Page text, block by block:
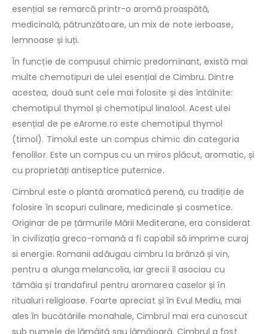
esențial se remarcă printr-o aromă proaspătă,
medicinală, pătrunzătoare, un mix de note ierboase,
lemnoase și iuți.
În funcție de compusul chimic predominant, există mai
multe chemotipuri de ulei esențial de Cimbru. Dintre
acestea, două sunt cele mai folosite și des întâlnite:
chemotipul thymol și chemotipul linalool. Acest ulei
esențial de pe eArome.ro este chemotipul thymol
(timol). Timolul este un compus chimic din categoria
fenolilor. Este un compus cu un miros plăcut, aromatic, și
cu proprietăți antiseptice puternice.
Cimbrul este o plantă aromatică perenă, cu tradiție de
folosire în scopuri culinare, medicinale și cosmetice.
Originar de pe țărmurile Mării Mediterane, era considerat
în civilizația greco-romană a fi capabil să imprime curaj
si energie. Romanii adăugau cimbru la brânză și vin,
pentru a alunga melancolia, iar grecii îl asociau cu
tămâia și trandafirul pentru aromarea caselor și în
ritualuri religioase. Foarte apreciat și în Evul Mediu, mai
ales în bucătăriile monahale, Cimbrul mai era cunoscut
sub numele de lămâiță sau lămâioară. Cimbrul a fost